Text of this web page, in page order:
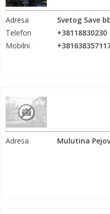
Adresa
Svetog Save
Telefon
+38118830230
Mobilni
Adresa Mulutina